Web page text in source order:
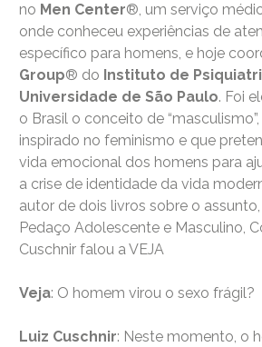
no Men Center®, um serviço
onde conheceu experiências de
específico para homens, e hoje
Group® do Instituto de
Universidade de São Paulo. Foi
o Brasil o conceito de
inspirado no feminismo e que
vida emocional dos homens para
a crise de identidade da vida
autor de dois livros sobre o
Pedaço Adolescente e Masculino,
Cuschnir falou a VEJA
Veja: O homem virou o sexo frágil?
Luiz Cuschnir: Neste momento, o